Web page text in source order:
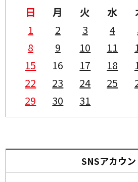
日 月 火 水
1
2 3 4
8
9 10 11
15
16 17 18
22
23 24 25
29
30 31
SNSアカウン